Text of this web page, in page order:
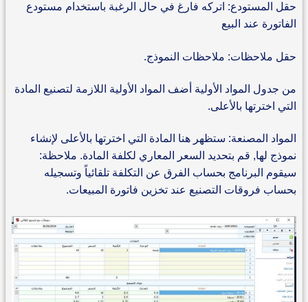
حقل المستودع: اتركه فارغ في حال الرغبة باستخدام مستودع
الفاتورة عند البيع
حقل ملاحظات: ملاحظات النموذج.
من جدول المواد الأولية أضف المواد الأولية اللازمة لتصنيع المادة
التي اخترتها بالأعلى.
المواد المصنعة: ستظهر هنا المادة التي اخترتها بالأعلى لإنشاء
نموذج لها, قم بتحديد السعر المعاري لكلفة المادة. ملاحظة:
سيقوم البرنامج بحساب الفرق عن التكلفة تلقائياً وتسجيله
بحساب فروقات التصنيع عند تخزين فاتورة المبيعات.